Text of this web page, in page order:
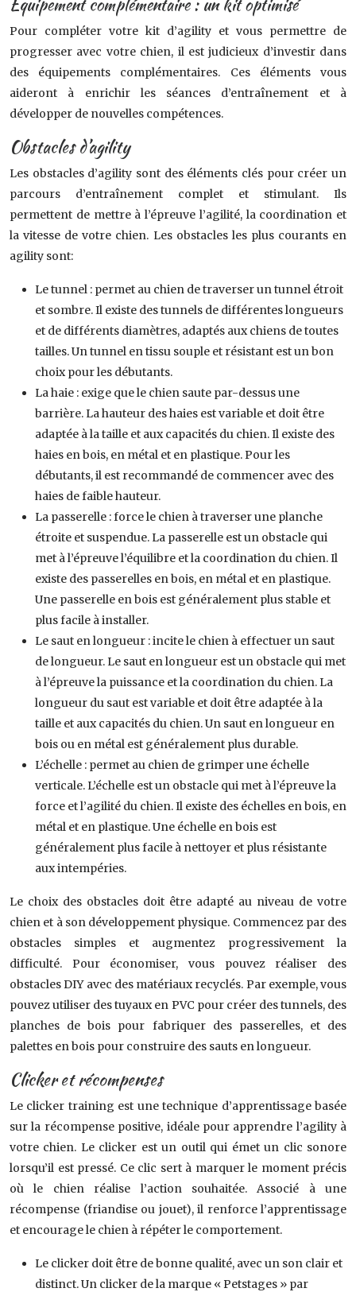
Pour compléter votre kit d’agility et vous permettre de
progresser avec votre chien, il est judicieux d’investir dans
des équipements complémentaires. Ces éléments vous
aideront à enrichir les séances d’entraînement et à
développer de nouvelles compétences.
Obstacles d’agility
Les obstacles d’agility sont des éléments clés pour créer un
parcours d’entraînement complet et stimulant. Ils
permettent de mettre à l’épreuve l’agilité, la coordination et
la vitesse de votre chien. Les obstacles les plus courants en
agility sont:
Le tunnel : permet au chien de traverser un tunnel étroit
et sombre. Il existe des tunnels de différentes longueurs
et de différents diamètres, adaptés aux chiens de toutes
tailles. Un tunnel en tissu souple et résistant est un bon
choix pour les débutants.
La haie : exige que le chien saute par-dessus une
barrière. La hauteur des haies est variable et doit être
adaptée à la taille et aux capacités du chien. Il existe des
haies en bois, en métal et en plastique. Pour les
débutants, il est recommandé de commencer avec des
haies de faible hauteur.
La passerelle : force le chien à traverser une planche
étroite et suspendue. La passerelle est un obstacle qui
met à l’épreuve l’équilibre et la coordination du chien. Il
existe des passerelles en bois, en métal et en plastique.
Une passerelle en bois est généralement plus stable et
plus facile à installer.
Le saut en longueur : incite le chien à effectuer un saut
de longueur. Le saut en longueur est un obstacle qui met
à l’épreuve la puissance et la coordination du chien. La
longueur du saut est variable et doit être adaptée à la
taille et aux capacités du chien. Un saut en longueur en
bois ou en métal est généralement plus durable.
L’échelle : permet au chien de grimper une échelle
verticale. L’échelle est un obstacle qui met à l’épreuve la
force et l’agilité du chien. Il existe des échelles en bois, en
métal et en plastique. Une échelle en bois est
généralement plus facile à nettoyer et plus résistante
aux intempéries.
Le choix des obstacles doit être adapté au niveau de votre
chien et à son développement physique. Commencez par des
obstacles simples et augmentez progressivement la
difficulté. Pour économiser, vous pouvez réaliser des
obstacles DIY avec des matériaux recyclés. Par exemple, vous
pouvez utiliser des tuyaux en PVC pour créer des tunnels, des
planches de bois pour fabriquer des passerelles, et des
palettes en bois pour construire des sauts en longueur.
Clicker et récompenses
Le clicker training est une technique d’apprentissage basée
sur la récompense positive, idéale pour apprendre l’agility à
votre chien. Le clicker est un outil qui émet un clic sonore
lorsqu’il est pressé. Ce clic sert à marquer le moment précis
où le chien réalise l’action souhaitée. Associé à une
récompense (friandise ou jouet), il renforce l’apprentissage
et encourage le chien à répéter le comportement.
Le clicker doit être de bonne qualité, avec un son clair et
distinct. Un clicker de la marque « Petstages » par